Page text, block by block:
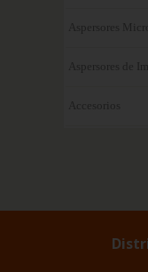
Aspersores
Aspersores de
Accesorios